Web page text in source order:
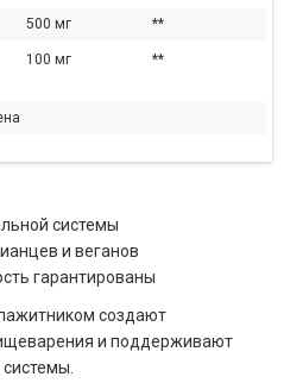
500 мг **
100 мг **
системы
и веганов
гарантированы
создают
и поддерживают